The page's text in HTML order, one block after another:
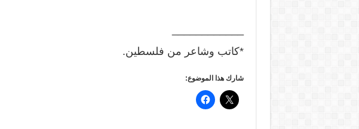
*كاتب وشاعر من فلسطين.
شارك هذا الموضوع: